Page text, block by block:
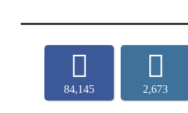
84,145 2,673